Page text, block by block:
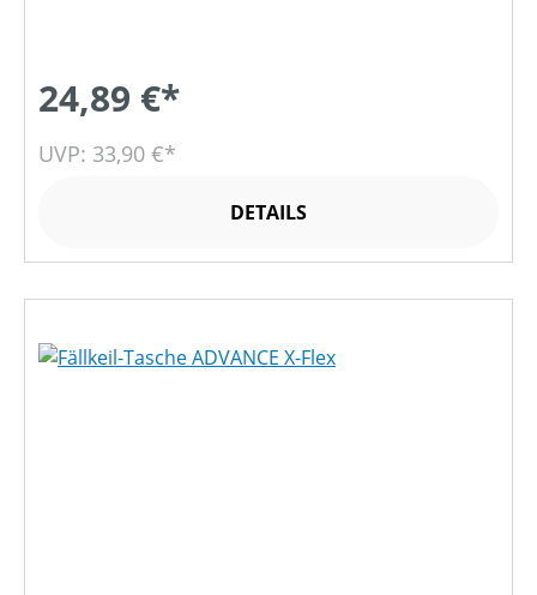
24,89 €*
UVP: 33,90 €*
DETAILS